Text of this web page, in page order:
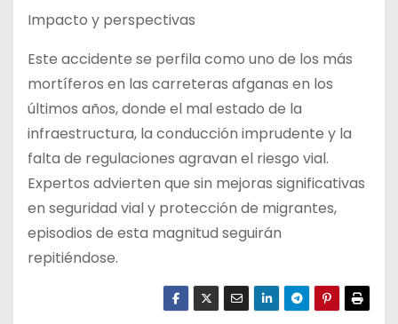
Impacto y perspectivas
Este accidente se perfila como uno de los más
mortíferos en las carreteras afganas en los
últimos años, donde el mal estado de la
infraestructura, la conducción imprudente y la
falta de regulaciones agravan el riesgo vial.
Expertos advierten que sin mejoras significativas
en seguridad vial y protección de migrantes,
episodios de esta magnitud seguirán
repitiéndose.